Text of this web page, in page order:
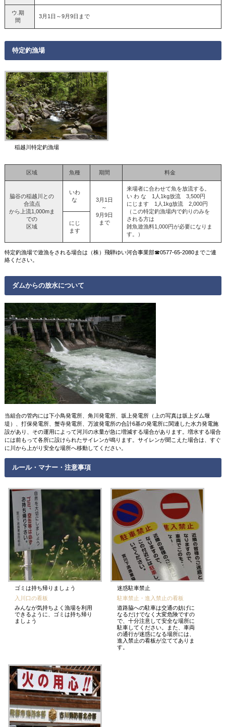
ウ.期
間
3月1日～9月9日まで
特定釣漁場
稲越川特定釣漁場
区域 魚種 期間 料金
脇谷の稲越川との
合流点
から上流1,000mま
での
区域
いわ
な
3月1日
～
9月9日
まで
来場者に合わせて魚を放流する。
い わ な 1人1kg放流 3,500円
にじます 1人1kg放流 2,000円
（この特定釣漁場内で釣りのみを
される方は
雑魚遊漁料1,000円が必要になりま
す。）
にじ
ます
特定釣漁場で遊漁をされる場合は（株）飛騨ゆい河合事業部☎0577‐65‐2080までご連
絡ください。
ダムからの放水について
当組合の管内には下小鳥発電所、角川発電所、坂上発電所（上の写真は坂上ダム堰
堤）、打保発電所、蟹寺発電所、万波発電所の合計6基の発電所に関連した水力発電施
設があり、その運用によって河川の水量が急に増減する場合があります。増水する場合
には前もって各所に設けられたサイレンが鳴ります。サイレンが聞こえた場合は、すぐ
に川から上がり安全な場所へ移動してください。
ルール・マナー・注意事項
ゴミは持ち帰りましょう
入川口の看板
みんなが気持ちよく漁場を利用
できるように、ゴミは持ち帰り
ましょう
迷惑駐車禁止
駐車禁止・進入禁止の看板
道路脇への駐車は交通の妨げに
なるだけでなく大変危険ですの
で、十分注意して安全な場所に
駐車してください。また、車両
の通行が迷惑になる場所には、
進入禁止の看板が立ててありま
す。